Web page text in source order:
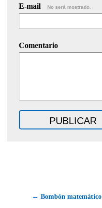
E-mail No será mostrado.
Comentario
← Bombón matemático